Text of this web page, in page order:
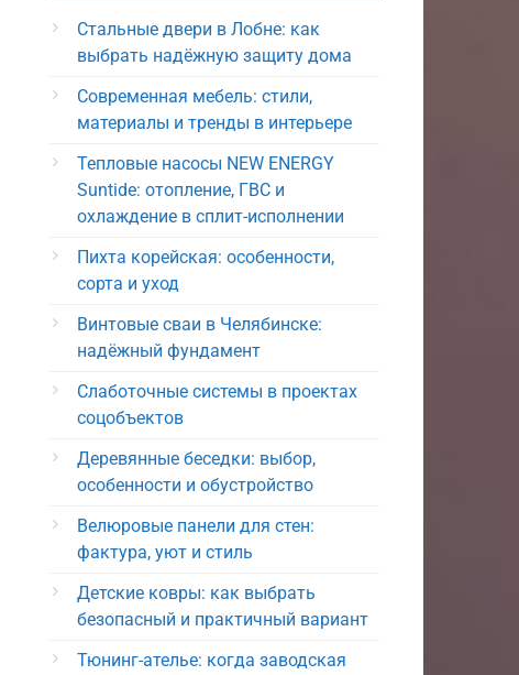
Стальные двери в Лобне: как
выбрать надёжную защиту дома
Современная мебель: стили,
материалы и тренды в интерьере
Тепловые насосы NEW ENERGY
Suntide: отопление, ГВС и
охлаждение в сплит-исполнении
Пихта корейская: особенности,
сорта и уход
Винтовые сваи в Челябинске:
надёжный фундамент
Слаботочные системы в проектах
соцобъектов
Деревянные беседки: выбор,
особенности и обустройство
Велюровые панели для стен:
фактура, уют и стиль
Детские ковры: как выбрать
безопасный и практичный вариант
Тюнинг-ателье: когда заводская